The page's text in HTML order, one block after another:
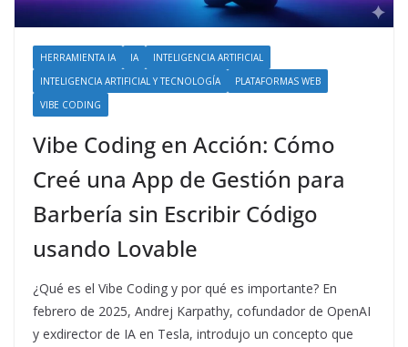
HERRAMIENTA IA IA
INTELIGENCIA ARTIFICIAL
INTELIGENCIA ARTIFICIAL Y TECNOLOGÍA
PLATAFORMAS WEB
VIBE CODING
Vibe Coding en Acción: Cómo
Creé una App de Gestión para
Barbería sin Escribir Código
usando Lovable
¿Qué es el Vibe Coding y por qué es importante? En
febrero de 2025, Andrej Karpathy, cofundador de OpenAI
y exdirector de IA en Tesla, introdujo un concepto que